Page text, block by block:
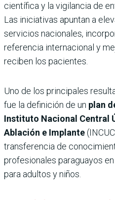
científica y la vigilancia de
Las iniciativas apuntan a
servicios nacionales,
referencia internacional y
reciben los pacientes.
Uno de los principales
fue la definición de un plan
Instituto Nacional Central
Ablación e Implante
transferencia de
profesionales paraguayos
para adultos y niños.